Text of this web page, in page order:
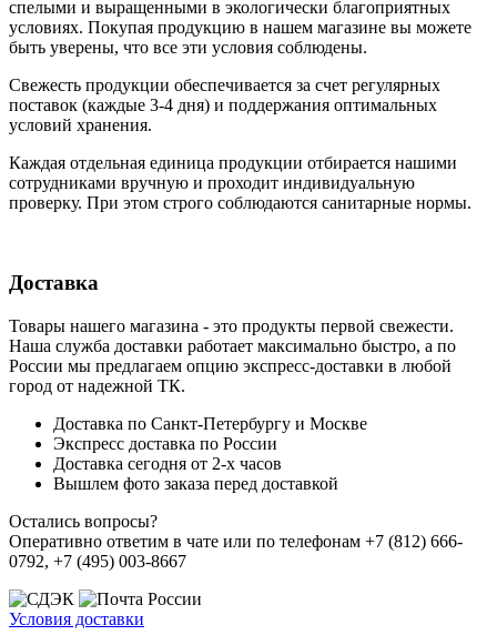
cпелыми и выращенными в экологически благоприятных
условиях. Покупая продукцию в нашем магазине вы можете
быть уверены, что все эти условия соблюдены.
Свежесть продукции обеспечивается за счет регулярных
поставок (каждые 3-4 дня) и поддержания оптимальных
условий хранения.
Каждая отдельная единица продукции отбирается нашими
сотрудниками вручную и проходит индивидуальную
проверку. При этом строго соблюдаются санитарные нормы.
Доставка
Товары нашего магазина - это продукты первой свежести.
Наша служба доставки работает максимально быстро, а по
России мы предлагаем опцию экспресс-доставки в любой
город от надежной ТК.
Доставка по Санкт-Петербургу и Москве
Экспресс доставка по России
Доставка сегодня от 2-х часов
Вышлем фото заказа перед доставкой
Остались вопросы?
Оперативно ответим в чате или по телефонам +7 (812) 666-
0792, +7 (495) 003-8667
Условия доставки